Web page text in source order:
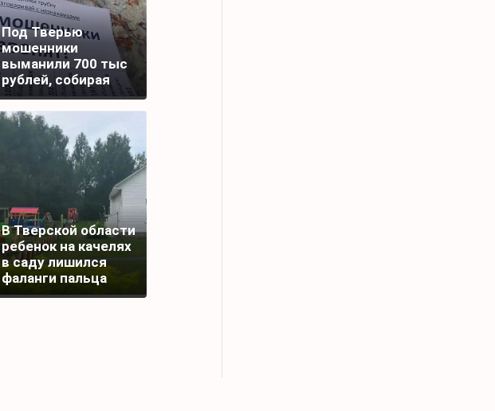
Под Тверью
мошенники
выманили 700 тыс
рублей, собирая
подписи для
награды бойца
В Тверской области
ребенок на качелях
в саду лишился
фаланги пальца